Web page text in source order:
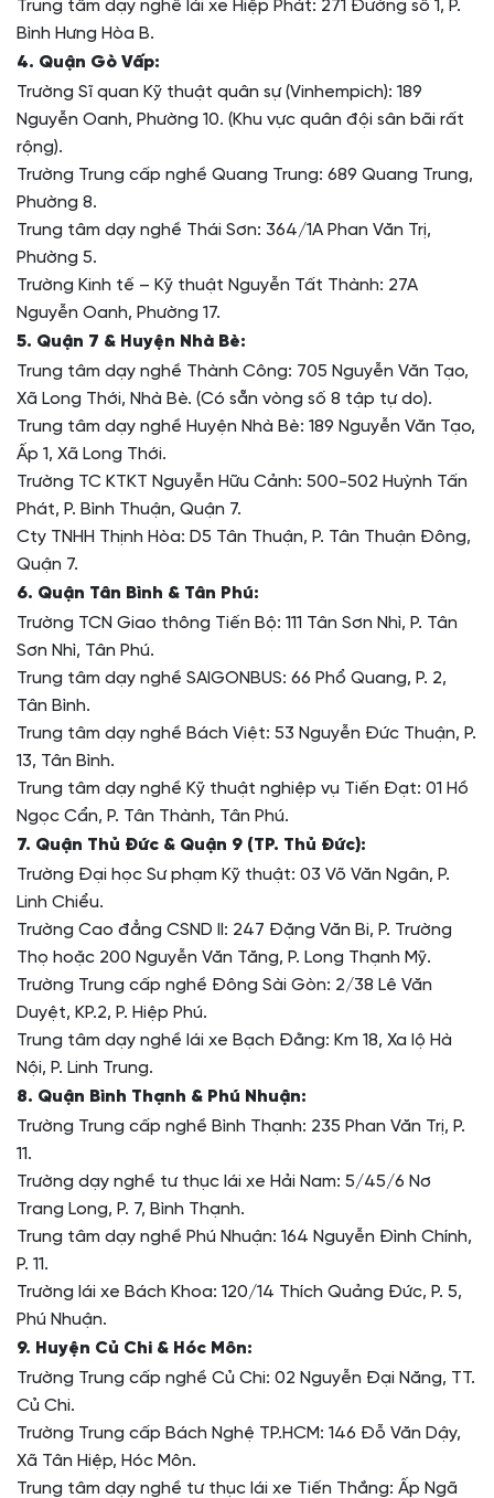
Trung tâm dạy nghề lái xe Hiệp Phát: 271 Đường số 1, P.
Bình Hưng Hòa B.
4. Quận Gò Vấp:
Trường Sĩ quan Kỹ thuật quân sự (Vinhempich): 189
Nguyễn Oanh, Phường 10. (Khu vực quân đội sân bãi rất
rộng).
Trường Trung cấp nghề Quang Trung: 689 Quang Trung,
Phường 8.
Trung tâm dạy nghề Thái Sơn: 364/1A Phan Văn Trị,
Phường 5.
Trường Kinh tế – Kỹ thuật Nguyễn Tất Thành: 27A
Nguyễn Oanh, Phường 17.
5. Quận 7 & Huyện Nhà Bè:
Trung tâm dạy nghề Thành Công: 705 Nguyễn Văn Tạo,
Xã Long Thới, Nhà Bè. (Có sẵn vòng số 8 tập tự do).
Trung tâm dạy nghề Huyện Nhà Bè: 189 Nguyễn Văn Tạo,
Ấp 1, Xã Long Thới.
Trường TC KTKT Nguyễn Hữu Cảnh: 500-502 Huỳnh Tấn
Phát, P. Bình Thuận, Quận 7.
Cty TNHH Thịnh Hòa: D5 Tân Thuận, P. Tân Thuận Đông,
Quận 7.
6. Quận Tân Bình & Tân Phú:
Trường TCN Giao thông Tiến Bộ: 111 Tân Sơn Nhì, P. Tân
Sơn Nhì, Tân Phú.
Trung tâm dạy nghề SAIGONBUS: 66 Phổ Quang, P. 2,
Tân Bình.
Trung tâm dạy nghề Bách Việt: 53 Nguyễn Đức Thuận, P.
13, Tân Bình.
Trung tâm dạy nghề Kỹ thuật nghiệp vụ Tiến Đạt: 01 Hồ
Ngọc Cẩn, P. Tân Thành, Tân Phú.
7. Quận Thủ Đức & Quận 9 (TP. Thủ Đức):
Trường Đại học Sư phạm Kỹ thuật: 03 Võ Văn Ngân, P.
Linh Chiểu.
Trường Cao đẳng CSND II: 247 Đặng Văn Bi, P. Trường
Thọ hoặc 200 Nguyễn Văn Tăng, P. Long Thạnh Mỹ.
Trường Trung cấp nghề Đông Sài Gòn: 2/38 Lê Văn
Duyệt, KP.2, P. Hiệp Phú.
Trung tâm dạy nghề lái xe Bạch Đằng: Km 18, Xa lộ Hà
Nội, P. Linh Trung.
8. Quận Bình Thạnh & Phú Nhuận:
Trường Trung cấp nghề Bình Thạnh: 235 Phan Văn Trị, P.
11.
Trường dạy nghề tư thục lái xe Hải Nam: 5/45/6 Nơ
Trang Long, P. 7, Bình Thạnh.
Trung tâm dạy nghề Phú Nhuận: 164 Nguyễn Đình Chính,
P. 11.
Trường lái xe Bách Khoa: 120/14 Thích Quảng Đức, P. 5,
Phú Nhuận.
9. Huyện Củ Chi & Hóc Môn:
Trường Trung cấp nghề Củ Chi: 02 Nguyễn Đại Năng, TT.
Củ Chi.
Trường Trung cấp Bách Nghệ TP.HCM: 146 Đỗ Văn Dậy,
Xã Tân Hiệp, Hóc Môn.
Trung tâm dạy nghề tư thục lái xe Tiến Thắng: Ấp Ngã